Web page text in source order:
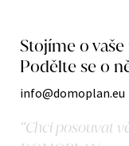
Stojíme o
Podělte se o
info@domoplan.eu
“Chci posouvat